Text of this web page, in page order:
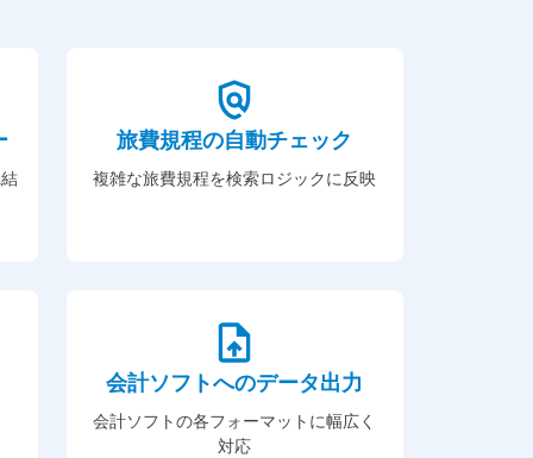
旅費規程の自動チェック
複雑な旅費規程を検索ロジックに反映
会計ソフトへのデータ出力
会計ソフトの各フォーマットに幅広く
対応